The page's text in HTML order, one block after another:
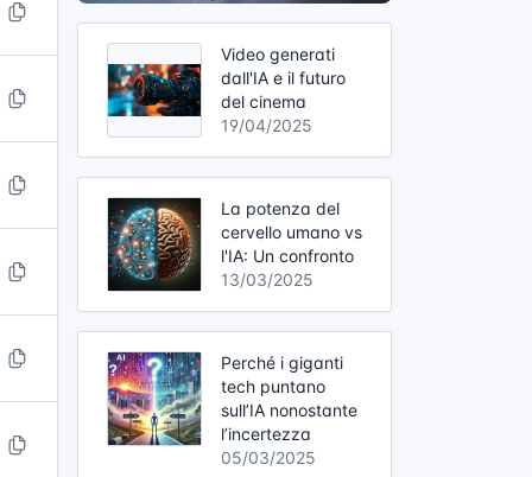
Video generati
dall'IA e il futuro
del cinema
19/04/2025
La potenza del
cervello umano vs
l'IA: Un confronto
13/03/2025
Perché i giganti
tech puntano
sull’IA nonostante
l’incertezza
05/03/2025